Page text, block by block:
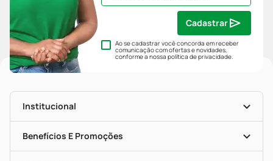
Ao se cadastrar você concorda em receber
comunicação com ofertas e novidades,
conforme a nossapolítica de privacidade.
Cadastrar
Institucional
História
Nossas Lojas
Mapa De Categorias
Benefícios E Promoções
Clube PP